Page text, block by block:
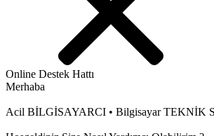
Online Destek Hattı
Merhaba
Acil BİLGİSAYARCI • Bilgisayar TEKNİK